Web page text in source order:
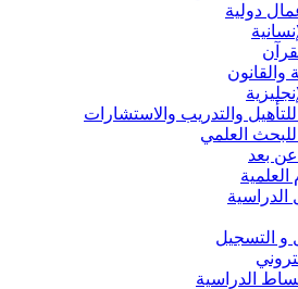
دولية
والقانون
والتدريب والاستشارات
العلمي
عن بعد
العلمية
الدراسية
و التسجيل
الدراسية